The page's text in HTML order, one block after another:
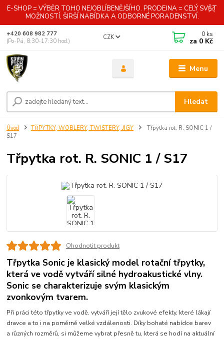
E-SHOP = VÝBĚR TOHO NEJOBLÍBENĚJŠÍHO. PRODEJNA = CELÝ SVĚT
MOŽNOSTÍ, ŠIRŠÍ NABÍDKA A ODBORNÉ PORADENSTVÍ.
Menu
CZK
Hledat
+420 608 982 777
(Po-Pá, 8:30-17:30 hod.)
0 ks
za 0 Kč
Úvod TŘPYTKY, WOBLERY, TWISTERY, JIGY
Třpytka rot. R. SONIC 1 /
S17
Třpytka rot. R. SONIC 1 / S17
Ohodnotit produkt
Třpytka Sonic je klasický model rotační třpytky,
která ve vodě vytváří silné hydroakustické vlny.
Sonic se charakterizuje svým klasickým
zvonkovým tvarem.
Při práci této třpytky ve vodě, vytváří její tělo zvukové efekty, které lákají
dravce a to i na poměrně velké vzdálenosti. Díky bohaté nabídce barev
a různých rozměrů, si můžeme vybrat přesně tu, která se hodí na aktuální